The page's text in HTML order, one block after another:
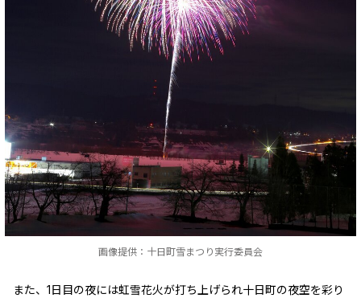
画像提供：十日町雪まつり実行委員会
また、1日目の夜には虹雪花火が打ち上げられ十日町の夜空を彩り